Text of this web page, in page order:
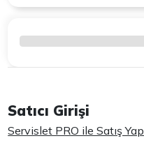
Satıcı Girişi
Servislet PRO ile Satış Yap